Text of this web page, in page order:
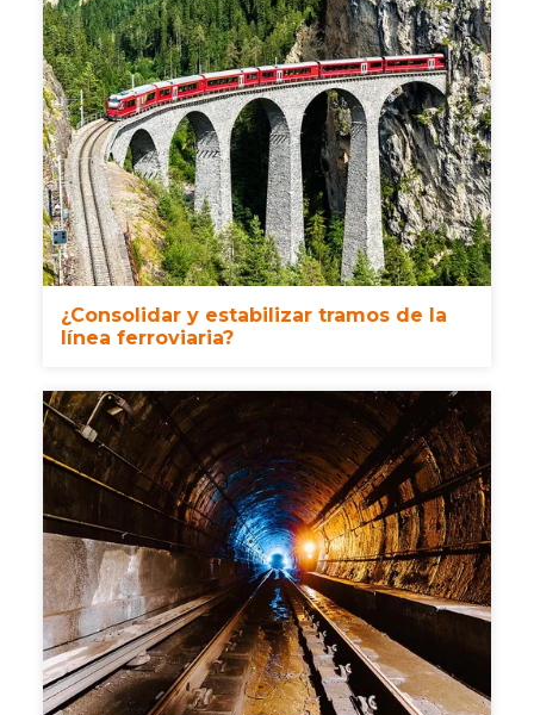
¿Consolidar y estabilizar tramos de la
línea ferroviaria?